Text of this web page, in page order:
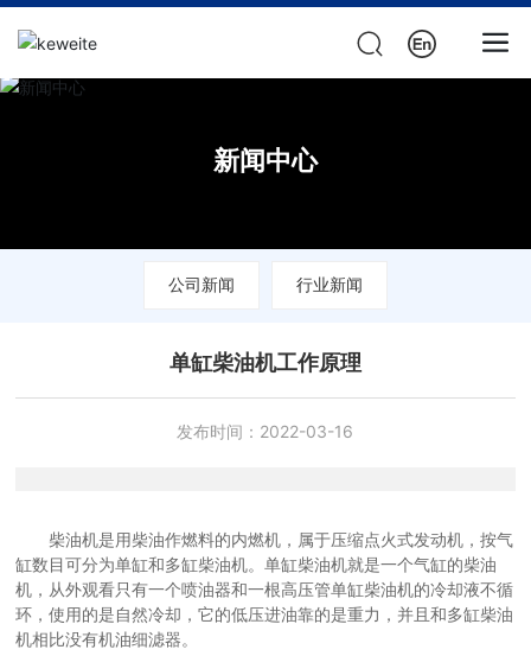
新闻中心
公司新闻 行业新闻
单缸柴油机工作原理
发布时间： 2022-03-16
柴油机是用柴油作燃料的内燃机，属于压缩点火式发动机，按气
缸数目可分为单缸和多缸柴油机。单缸柴油机就是一个气缸的柴油
机，从外观看只有一个喷油器和一根高压管单缸柴油机的冷却液不循
环，使用的是自然冷却，它的低压进油靠的是重力，并且和多缸柴油
机相比没有机油细滤器。